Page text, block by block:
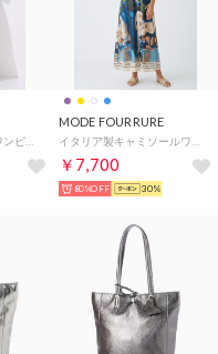
MODE FOURRURE
￥7,700
80%OFF 30%